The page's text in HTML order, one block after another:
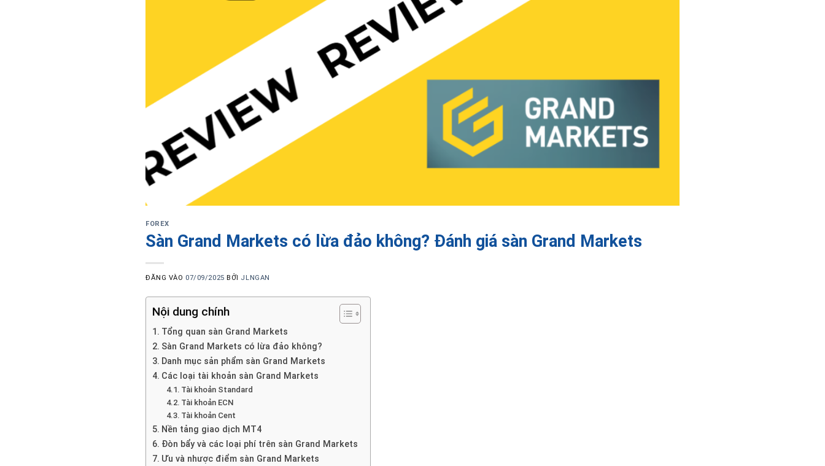
FOREX
Sàn Grand Markets có lừa đảo không? Đánh giá sàn Grand Markets
ĐĂNG VÀO 07/09/2025 BỞI JLNGAN
Nội dung chính
Tổng quan sàn Grand Markets
Sàn Grand Markets có lừa đảo không?
Danh mục sản phẩm sàn Grand Markets
Các loại tài khoản sàn Grand Markets
Tài khoản Standard
Tài khoản ECN
Tài khoản Cent
Nền tảng giao dịch MT4
Đòn bẩy và các loại phí trên sàn Grand Markets
Ưu và nhược điểm sàn Grand Markets